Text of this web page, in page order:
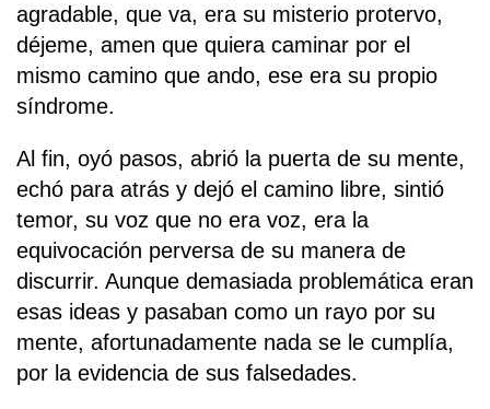
agradable, que va, era su misterio protervo,
déjeme, amen que quiera caminar por el
mismo camino que ando, ese era su propio
síndrome.
Al fin, oyó pasos, abrió la puerta de su mente,
echó para atrás y dejó el camino libre, sintió
temor, su voz que no era voz, era la
equivocación perversa de su manera de
discurrir. Aunque demasiada problemática eran
esas ideas y pasaban como un rayo por su
mente, afortunadamente nada se le cumplía,
por la evidencia de sus falsedades.